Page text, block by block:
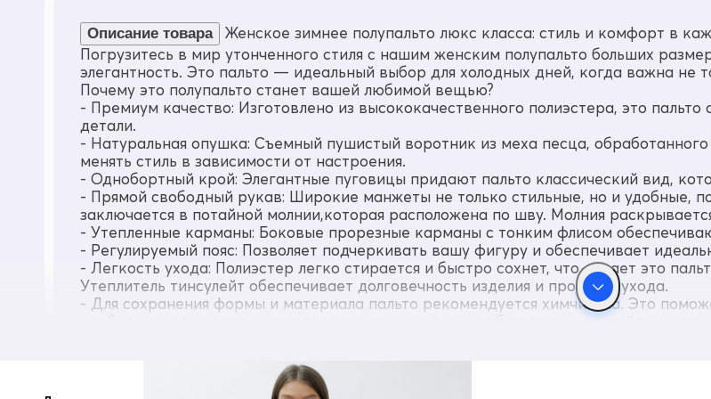
Материал наполнителя
Тинсулейт
Плотность утеплителя (г/кв.м)
210
Диапазон температуры С°
от 0° до - 25°
Утеплитель гр
от 380 до 540
Рост
от 155 до 185
Воротник
английский воротник
Тип упаковки
Пакет
Рисунок
Описание товара
Женское зимнее полупальто люкс класса: стиль и комфорт в
Погрузитесь в мир утонченного стиля с нашим женским полупальто больших
элегантность. Это пальто — идеальный выбор для холодных дней, когда важна не
Почему это полупальто станет вашей любимой вещью?
- Премиум качество: Изготовлено из высококачественного полиэстера, это
детали.
- Натуральная опушка: Съемный пушистый воротник из меха песца,
менять стиль в зависимости от настроения.
- Однобортный крой: Элегантные пуговицы придают пальто классический вид,
- Прямой свободный рукав: Широкие манжеты не только стильные, но и удобные,
заключается в потайной молнии,которая расположена по шву. Молния
- Утепленные карманы: Боковые прорезные карманы с тонким флисом
- Регулируемый пояс: Позволяет подчеркивать вашу фигуру и обеспечивает
- Легкость ухода: Полиэстер легко стирается и быстро сохнет, что делает это
Утеплитель тинсулейт обеспечивает долговечность изделия и простоту ухода.
- Для сохранения формы и материала пальто рекомендуется химчистка. Это
необходимости можно использовать сухую чистку, но обязательно следуйте